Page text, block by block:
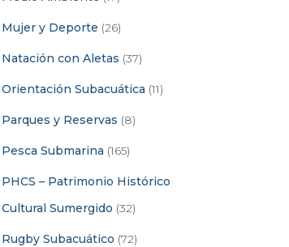
Mujer y Deporte (26)
Natación con Aletas (37)
Orientación Subacuática (11)
Parques y Reservas (8)
Pesca Submarina (165)
PHCS – Patrimonio Histórico
Cultural Sumergido (32)
Rugby Subacuático (72)